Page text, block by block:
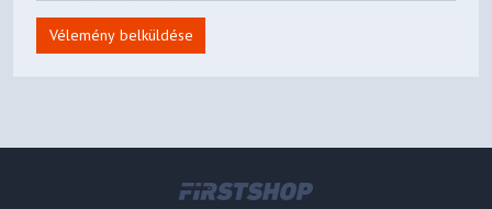
Vélemény belküldése